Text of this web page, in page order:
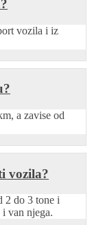
vozila i iz
a zavise od
vozila?
2 do 3 tone i
van njega.